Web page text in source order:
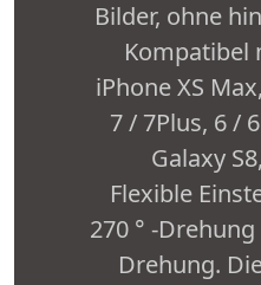
Bilder, ohne
Kompatibel
iPhone XS
7 / 7Plus, 6 /
Galaxy
Flexible
270 ° -
Drehung.